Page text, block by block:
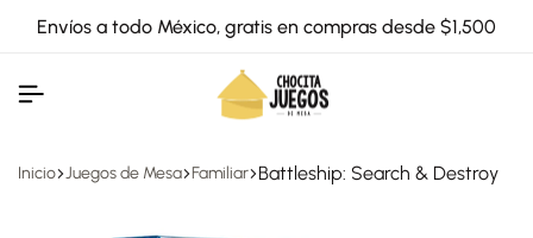
Envíos a todo México, gratis en compras desde $1,500
Inicio Juegos de Mesa Familiar Battleship: Search & Destroy